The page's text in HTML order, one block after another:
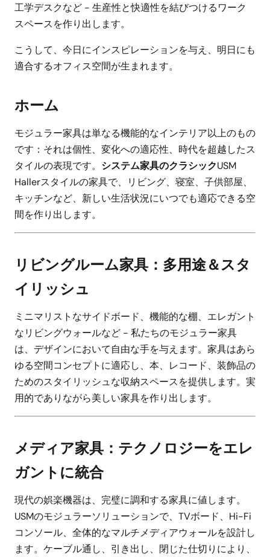
工学デスクなど - 生産性と快適性を結びつけるワーク
スペースを作り出します。
こうして、今日にインスピレーションを与え、明日にも
適合するオフィス空間が生まれます。
ホーム
モジュラー家具は単なる機能的なインテリア以上のもの
です：それは個性、変化への適応性、時代を超越したス
タイルの表現です。 システム家具のクラシックUSM
Hallerスタイルの家具で、リビング、寝室、子供部屋、
キッチンなど、新しい生活状況にいつでも適応できる空
間を作り出します。
リビングルーム家具：多用途＆スタ
イリッシュ
ミニマリストなサイドボード、機能的な棚、エレガント
なリビングウォールなど - 私たちのモジュラー家具
は、デザインにおいて自由な手を与えます。家具はあら
ゆる空間コンセプトに適応し、本、レコード、装飾品の
ためのスタイリッシュな収納スペースを提供します。実
用的でありながら美しい家具を作り出します。
メディア家具：テクノロジーをエレ
ガントに統合
現代の娯楽機器は、完璧に調和する家具に値します。
USMのモジュラーソリューションで、TVボード、Hi-Fi
コンソール、全体的なマルチメディアウォールを設計し
ます。ケーブル通し、引き出し、閉じた仕切りにより、